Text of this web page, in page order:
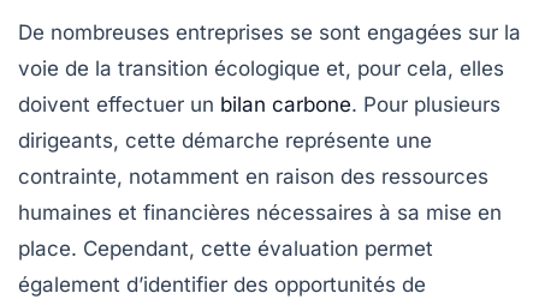
De nombreuses entreprises se sont engagées sur la
voie de la transition écologique et, pour cela, elles
doivent effectuer un bilan carbone. Pour plusieurs
dirigeants, cette démarche représente une
contrainte, notamment en raison des ressources
humaines et financières nécessaires à sa mise en
place. Cependant, cette évaluation permet
également d’identifier des opportunités de